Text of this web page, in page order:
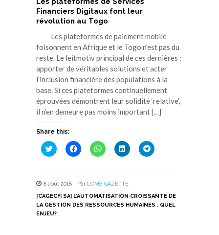
Financiers Digitaux font leur
révolution au Togo
Les plateformes de paiement mobile
foisonnent en Afrique et le Togo n’est pas du
reste. Le leitmotiv principal de ces dernières :
apporter de véritables solutions et acter
l’inclusion financière des populations à la
base. Si ces plateformes continuellement
éprouvées démontrent leur solidité ‘relative’,
il n’en demeure pas moins important […]
Share this:
Cliquez
pour
une
nouvelle
fenêtre)
Cliquez
pour
une
nouvelle
fenêtre)
Cliquez
pour
une
nouvelle
fenêtre)
Cliquez
pour
une
nouvelle
fenêtre)
Cliquez
pour
nouvelle
fenêtre)
8 août 2018 , Par LOME GAZETTE
[CAGECFI SA] L’AUTOMATISATION CROISSANTE DE
LA GESTION DES RESSOURCES HUMAINES : QUEL
ENJEU?